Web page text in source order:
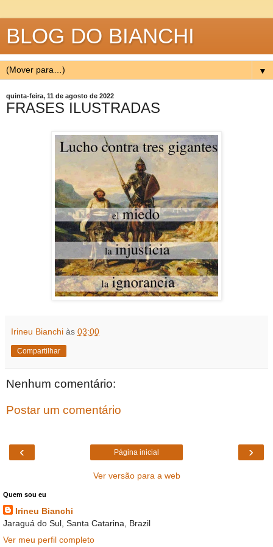
BLOG DO BIANCHI
▼
quinta-feira, 11 de agosto de 2022
FRASES ILUSTRADAS
Irineu Bianchi às 03:00
Compartilhar
Nenhum comentário:
Postar um comentário
‹ ›
Página inicial
Ver versão para a web
Quem sou eu
Irineu Bianchi
Jaraguá do Sul, Santa Catarina, Brazil
Ver meu perfil completo